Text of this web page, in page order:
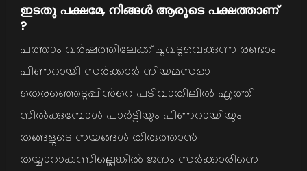
ഇടതു പക്ഷമേ, നിങ്ങള്‍ ആരുടെ പക്ഷത്താണ്
?
പത്താം വര്‍ഷത്തിലേക്ക് ചുവടുവെക്കുന്ന രണ്ടാം
പിണറായി സര്‍ക്കാര്‍ നിയമസഭാ
തെരഞ്ഞെടുപ്പിന്‍റെ പടിവാതിലില്‍ എത്തി
നില്‍ക്കുമ്പോള്‍ പാര്‍ട്ടിയും പിണറായിയും
തങ്ങളുടെ നയങ്ങള്‍ തിരുത്താന്‍
തയ്യാറാകുന്നില്ലെങ്കില്‍ ജനം സര്‍ക്കാരിനെ